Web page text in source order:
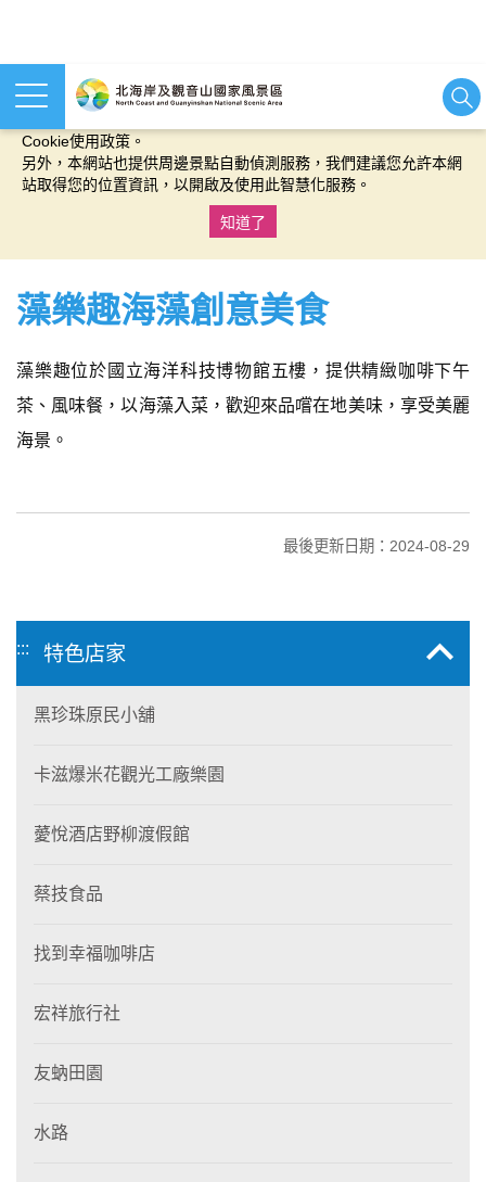
本網站使用cookies等相關技術以持續優化網站服務，並有助於為
Cookie使用政策。
另外，本網站也提供周邊景點自動偵測服務，我們建議您允許本網
站取得您的位置資訊，以開啟及使用此智慧化服務。
知道了
藻樂趣海藻創意美食
藻樂趣位於國立海洋科技博物館五樓，提供精緻咖啡下午
茶、風味餐，以海藻入菜，歡迎來品嚐在地美味，享受美麗
海景。
最後更新日期：2024-08-29
::: 特色店家
黑珍珠原民小舖
卡滋爆米花觀光工廠樂園
薆悅酒店野柳渡假館
蔡技食品
找到幸福咖啡店
宏祥旅行社
友蚋田園
水路